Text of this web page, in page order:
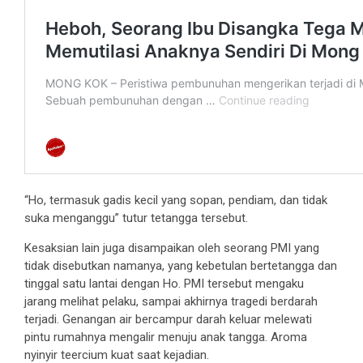
“Ho, termasuk gadis kecil yang sopan, pendiam, dan tidak
suka menganggu” tutur tetangga tersebut.
Kesaksian lain juga disampaikan oleh seorang PMI yang
tidak disebutkan namanya, yang kebetulan bertetangga dan
tinggal satu lantai dengan Ho. PMI tersebut mengaku
jarang melihat pelaku, sampai akhirnya tragedi berdarah
terjadi. Genangan air bercampur darah keluar melewati
pintu rumahnya mengalir menuju anak tangga. Aroma
nyinyir teercium kuat saat kejadian.